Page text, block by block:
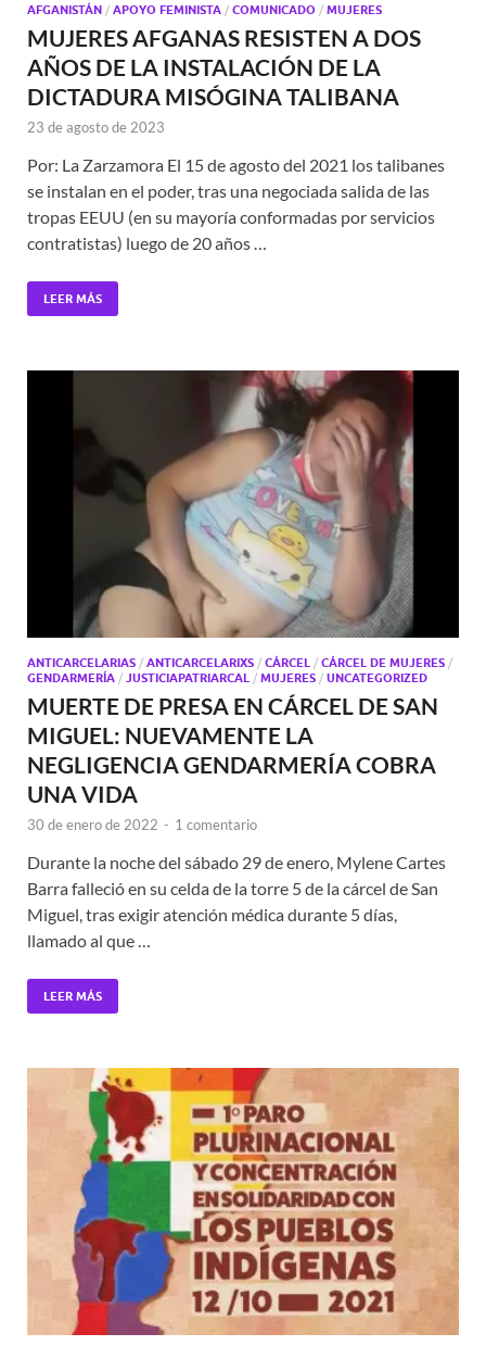
AFGANISTÁN / APOYO FEMINISTA / COMUNICADO / MUJERES
MUJERES AFGANAS RESISTEN A DOS
AÑOS DE LA INSTALACIÓN DE LA
DICTADURA MISÓGINA TALIBANA
23 de agosto de 2023
Por: La Zarzamora El 15 de agosto del 2021 los talibanes
se instalan en el poder, tras una negociada salida de las
tropas EEUU (en su mayoría conformadas por servicios
contratistas) luego de 20 años …
LEER MÁS
ANTICARCELARIAS / ANTICARCELARIXS / CÁRCEL / CÁRCEL DE MUJERES /
GENDARMERÍA / JUSTICIAPATRIARCAL / MUJERES / UNCATEGORIZED
MUERTE DE PRESA EN CÁRCEL DE SAN
MIGUEL: NUEVAMENTE LA
NEGLIGENCIA GENDARMERÍA COBRA
UNA VIDA
30 de enero de 2022 - 1 comentario
Durante la noche del sábado 29 de enero, Mylene Cartes
Barra falleció en su celda de la torre 5 de la cárcel de San
Miguel, tras exigir atención médica durante 5 días,
llamado al que …
LEER MÁS